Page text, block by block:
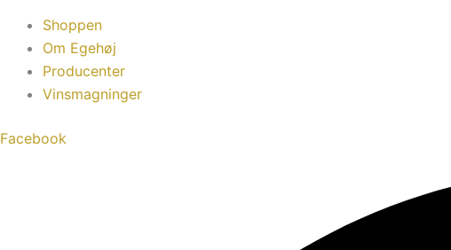
Shoppen
Om Egehøj
Producenter
Vinsmagninger
Facebook